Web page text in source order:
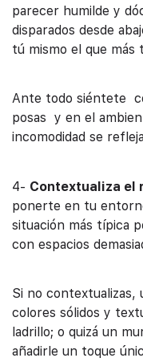
parecer humilde y
disparados desde
tú mismo el que más
Ante todo siéntete
posas y en el
incomodidad se
4- Contextualiza el
ponerte en tu
situación más típica
con espacios
Si no contextualizas,
colores sólidos y
ladrillo; o quizá un
añadirle un toque